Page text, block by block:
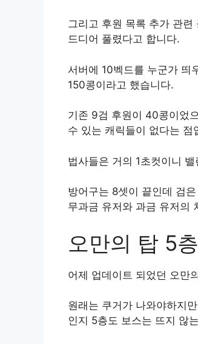
그리고 후원 목록 추가 관련
드디어 풀렸다고 합니다.
서버에 10벡드를 누군가 띄
150콩이라고 했습니다.
기존 9검 후원이 40콩이었
수 있는 캐릭들이 없다는 점
법사들은 거의 1초컷이니
방어구는 8셋이 끝인데 검
무과금 유저와 과금 유저의
오만의 탑 5층
어제 업데이트 되었던 오만
원래는 쿠거가 나와야하지
인지 5층도 보스는 뜨지 않